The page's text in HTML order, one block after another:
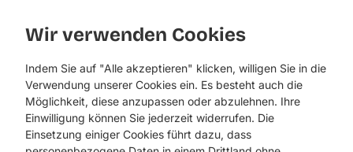
Nagelprobe für Arbeiterkammer, ÖGB und ÖVP-
Arbeitnehmervertreter
Interessant ist für Liste Fritz-Parteiobfrau
Andrea Haselwanter-Schneider die
Zusammensetzung des Gremiums, welches
über diesen geplanten Anschlag auf die Tiroler
Wir verwenden Cookies
Indem Sie auf "Alle akzeptieren" klicken, willigen Sie in die
Verwendung unserer Cookies ein. Es besteht auch die
Möglichkeit, diese anzupassen oder abzulehnen. Ihre
Einwilligung können Sie jederzeit widerrufen. Die
Einsetzung einiger Cookies führt dazu, dass